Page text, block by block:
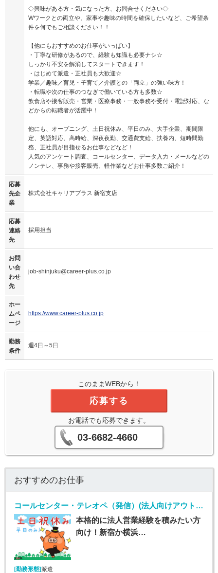
◇興味がある方・気になった方、お問合せください◇
Wワークとの両立や、家事や趣味の時間を確保したいなど、ご希望条
件を何でもご相談ください！！
【他にもおすすめのお仕事がいっぱい】
・丁寧な研修があるので、経験も知識も必要ナシ☆
しっかり不安を解消してスタートできます！
・はじめて派遣・正社員も大歓迎☆
学業／趣味／育児・子育て／介護との「両立」の強い味方！
・転職や次の仕事のつなぎで働いている方も多数☆
飲食店や接客販売・営業・医療事務・一般事務や受付・電話対応、な
どからの転職者が活躍中！
他にも、オープニング、土日祝休み、平日のみ、大手企業、期間限
定、英語対応、高時給、深夜夜勤、交通費支給、扶養内、短時間勤
務、正社員が目指せるお仕事などなど！
人気のアンケート調査、コールセンター、データ入力・メールなどの
ノンテレ、事務や接客販売、軽作業などお仕事多数ご紹介！
応募
先企
業
株式会社キャリアプラス 新宿支店
応募
連絡
先
採用担当
お問
い合
わせ
先
job-shinjuku@career-plus.co.jp
ホー
ムペ
ージ
https://www.career-plus.co.jp
勤務
条件
週4日～5日
このままWEBから！
応募する
お電話でも応募できます。
03-6682-4660
おすすめのお仕事
コールセンター・テレオペ（発信）(法人向けアウトバウンド業務/週5/9~18時)
本格的に法人営業経験を積みたい方
向け！新宿か横浜…
[勤務形態]派遣